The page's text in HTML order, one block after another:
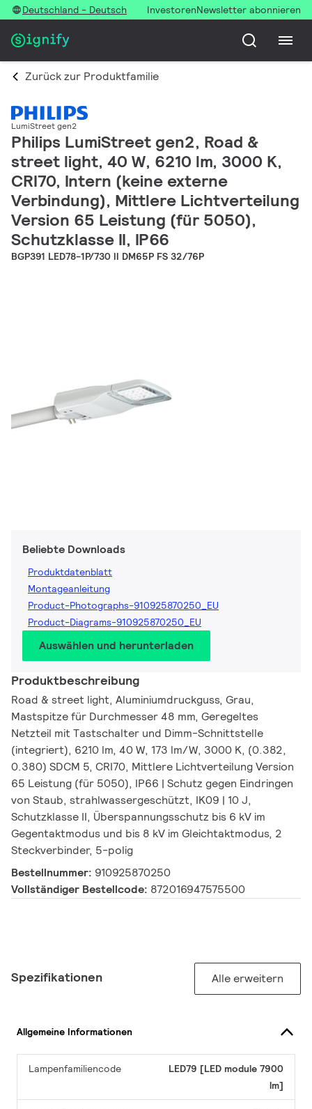
Deutschland - Deutsch InvestorenNewsletter abonnieren
Zurück zur Produktfamilie
LumiStreet gen2
Philips LumiStreet gen2, Road &
street light, 40 W, 6210 lm, 3000 K,
CRI70, Intern (keine externe
Verbindung), Mittlere Lichtverteilung
Version 65 Leistung (für 5050),
Schutzklasse II, IP66
BGP391 LED78-1P/730 II DM65P FS 32/76P
Beliebte Downloads
Produktdatenblatt
Montageanleitung
Product-Photographs-910925870250_EU
Product-Diagrams-910925870250_EU
Auswählen und herunterladen
Produktbeschreibung
Road & street light, Aluminiumdruckguss, Grau,
Mastspitze für Durchmesser 48 mm, Geregeltes
Netzteil mit Tastschalter und Dimm-Schnittstelle
(integriert), 6210 lm, 40 W, 173 lm/W, 3000 K, (0.382,
0.380) SDCM 5, CRI70, Mittlere Lichtverteilung Version
65 Leistung (für 5050), IP66 | Schutz gegen Eindringen
von Staub, strahlwassergeschützt, IK09 | 10 J,
Schutzklasse II, Überspannungsschutz bis 6 kV im
Gegentaktmodus und bis 8 kV im Gleichtaktmodus, 2
Steckverbinder, 5-polig
Bestellnummer: 910925870250
Vollständiger Bestellcode: 872016947575500
Spezifikationen Alle erweitern
Allgemeine Informationen
Lampenfamiliencode
LED79 [LED module 7900
lm]